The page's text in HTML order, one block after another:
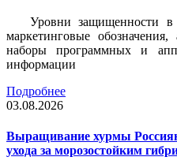
Уровни защищенности
маркетинговые
наборы программных и
информации
Подробнее
03.08.2026
Выращивание хурмы
ухода за морозостойким